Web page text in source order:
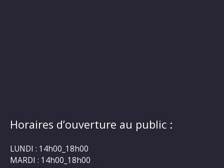
Horaires d’ouverture au public :
LUNDI : 14h00_18h00
MARDI : 14h00_18h00